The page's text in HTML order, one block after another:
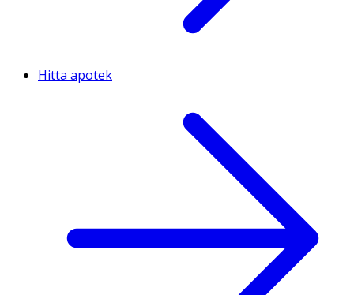
Hitta apotek